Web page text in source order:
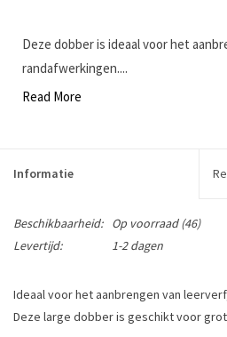
Deze dobber is ideaal voor het
randafwerkingen....
Read More
Informatie
Beschikbaarheid: Op voorraad(46)
Levertijd:
1-2 dagen
Ideaal voor het aanbrengen van
Deze large dobber is geschikt voor